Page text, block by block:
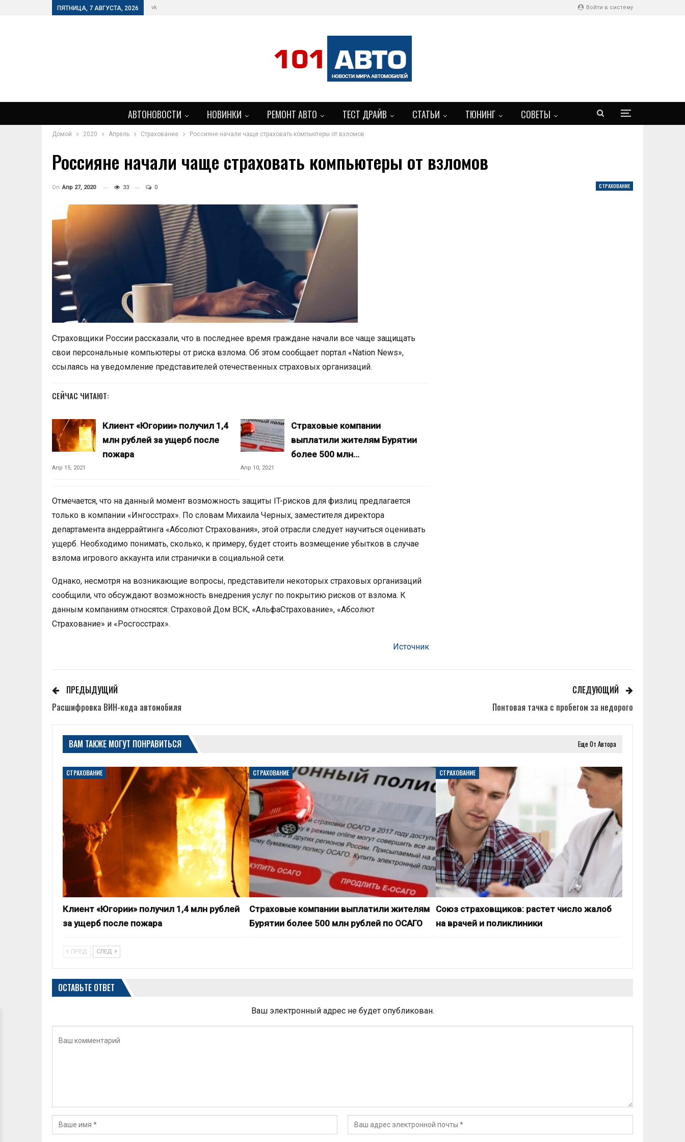
Войти в систему
ПЯТНИЦА, 7 АВГУСТА, 2026 vk
АВТОНОВОСТИ НОВИНКИ РЕМОНТ АВТО ТЕСТ ДРАЙВ СТАТЬИ ТЮНИНГ
СОВЕТЫ
БОЛЬШЕ
Домой 2020 Апрель Страхование Россияне начали чаще страховать компьютеры от взломов
Россияне начали чаще страховать компьютеры от взломов
СТРАХОВАНИЕ
On Апр 27, 2020 33 0
Страховщики России рассказали, что в последнее время граждане начали все чаще защищать
свои персональные компьютеры от риска взлома. Об этом сообщает портал «Nation News»,
ссылаясь на уведомление представителей отечественных страховых организаций.
СЕЙЧАС ЧИТАЮТ:
Клиент «Югории» получил 1,4
млн рублей за ущерб после
пожара
Апр 15, 2021
Страховые компании
выплатили жителям Бурятии
более 500 млн…
Апр 10, 2021
Отмечается, что на данный момент возможность защиты IT-рисков для физлиц предлагается
только в компании «Ингосстрах». По словам Михаила Черных, заместителя директора
департамента андеррайтинга «Абсолют Страхования», этой отрасли следует научиться оценивать
ущерб. Необходимо понимать, сколько, к примеру, будет стоить возмещение убытков в случае
взлома игрового аккаунта или странички в социальной сети.
Однако, несмотря на возникающие вопросы, представители некоторых страховых организаций
сообщили, что обсуждают возможность внедрения услуг по покрытию рисков от взлома. К
данным компаниям относятся: Страховой Дом ВСК, «АльфаСтрахование», «Абсолют
Страхование» и «Росгосстрах».
Источник
ПРЕДЫДУЩИЙ
Расшифровка ВИН-кода автомобиля
СЛЕДУЮЩИЙ
Понтовая тачка с пробегом за недорого
ВАМ ТАКЖЕ МОГУТ ПОНРАВИТЬСЯ Еще От Автора
СТРАХОВАНИЕ
Клиент «Югории» получил 1,4 млн рублей
за ущерб после пожара
СТРАХОВАНИЕ
Страховые компании выплатили жителям
Бурятии более 500 млн рублей по ОСАГО
СТРАХОВАНИЕ
Союз страховщиков: растет число жалоб
на врачей и поликлиники
ПРЕД СЛЕД
ОСТАВЬТЕ ОТВЕТ
Ваш электронный адрес не будет опубликован.